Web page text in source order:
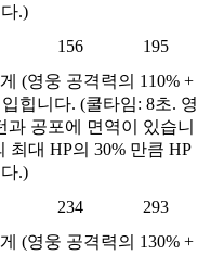
.)
156
195
(영웅 공격력의 110% +
힙니다. (쿨타임: 8초. 영
과 공포에 면역이 있습니
최대 HP의 30% 만큼 HP
.)
234
293
(영웅 공격력의 130% +